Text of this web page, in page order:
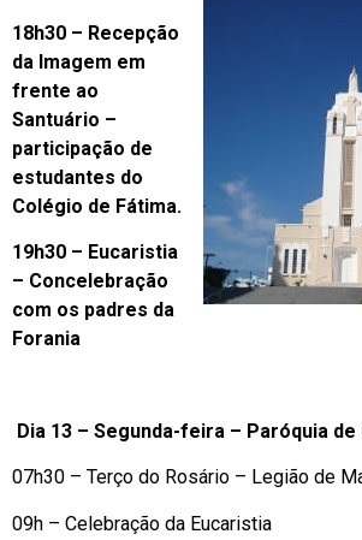
18h30 – Recepção
da Imagem em
frente ao
Santuário –
participação de
estudantes do
Colégio de Fátima.
19h30 – Eucaristia
– Concelebração
com os padres da
Forania
Dia 13 – Segunda-feira – Paróquia
07h30 – Terço do Rosário – Legião de
09h – Celebração da Eucaristia